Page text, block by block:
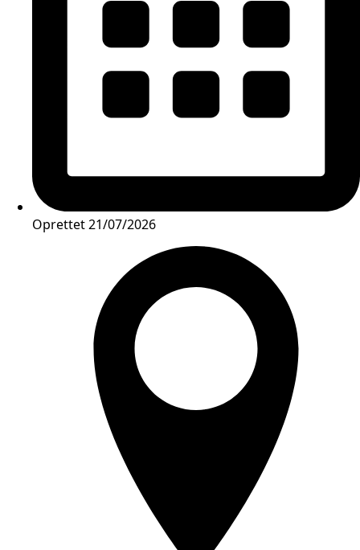
Oprettet21/07/2026